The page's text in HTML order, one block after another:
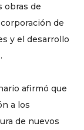
obras de
de
y el desarrollo
afirmó que
a los
de nuevos